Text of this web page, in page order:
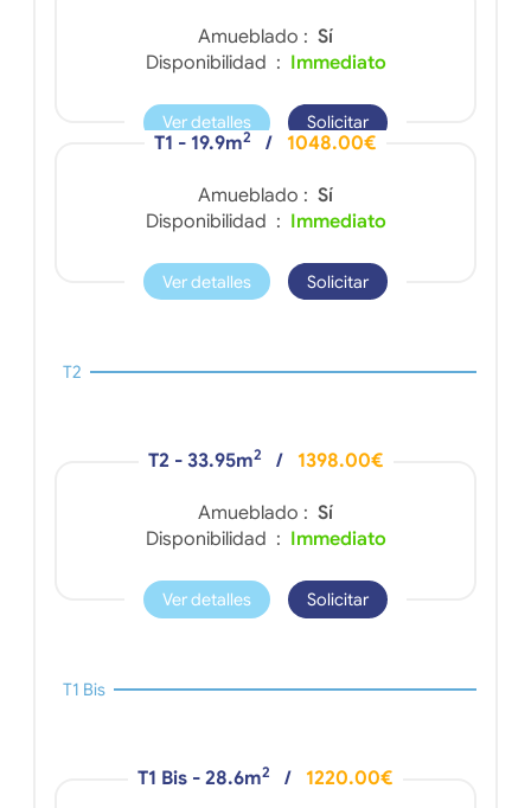
Amueblado : Sí
Disponibilidad : Immediato
Ver detalles Solicitar
T1 - 19.9m2 / 1048.00€
Amueblado : Sí
Disponibilidad : Immediato
Ver detalles Solicitar
T2
T2 - 33.95m2 / 1398.00€
Amueblado : Sí
Disponibilidad : Immediato
Ver detalles Solicitar
T1 Bis
T1 Bis - 28.6m2 / 1220.00€